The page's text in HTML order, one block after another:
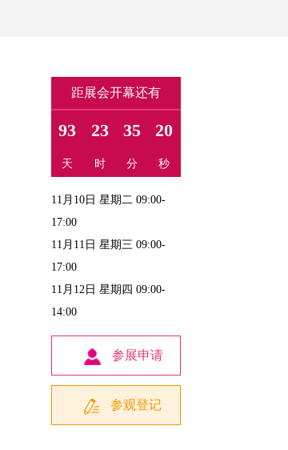
距展会开幕还有
93 23 35 19
天 时 分 秒
11月10日 星期二 09:00-
17:00
11月11日 星期三 09:00-
17:00
11月12日 星期四 09:00-
14:00
参展申请
参观登记